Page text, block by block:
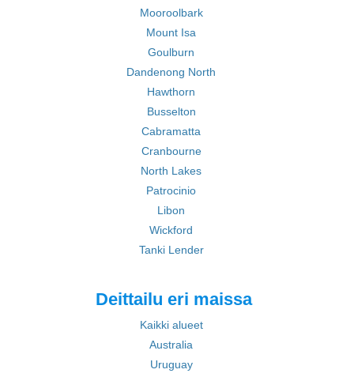
Mooroolbark
Mount Isa
Goulburn
Dandenong North
Hawthorn
Busselton
Cabramatta
Cranbourne
North Lakes
Patrocinio
Libon
Wickford
Tanki Lender
Deittailu eri maissa
Kaikki alueet
Australia
Uruguay